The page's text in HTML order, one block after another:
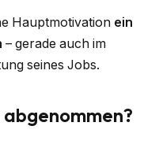
Hauptmotivation ein
– gerade auch im
seines Jobs.